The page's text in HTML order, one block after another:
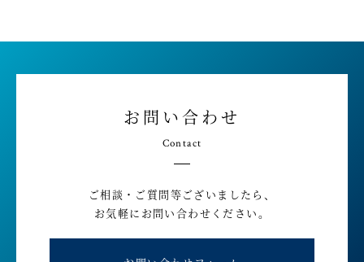
お問い合わせ
Contact
ご相談・ご質問等ございましたら、
お気軽にお問い合わせください。